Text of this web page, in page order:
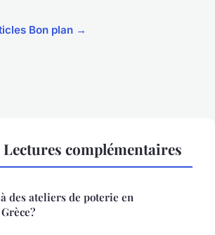
Bon plan →
complémentaires
des ateliers de poterie en